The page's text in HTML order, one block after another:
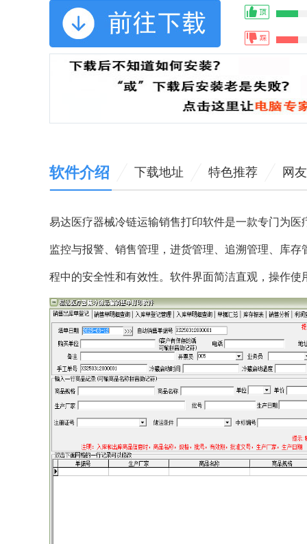
软件介绍 下载地址 特色推荐 网
易达医疗器械冷链运输销售打印软件是一款专门为
监控与报警、销售管理，进货管理、追溯管理、库
程中的安全性和有效性。软件界面简洁直观，操作